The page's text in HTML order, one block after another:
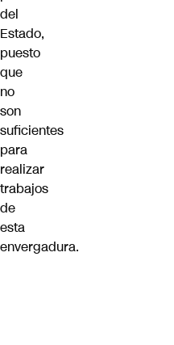
del
Estado,
puesto
que
no
son
suficientes
para
realizar
trabajos
de
esta
envergadura.